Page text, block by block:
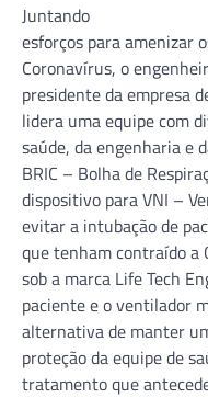
Juntando
esforços para amenizar
Coronavírus, o
presidente da empresa
lidera uma equipe com
saúde, da engenharia e
BRIC – Bolha de
dispositivo para VNI –
evitar a intubação de
que tenham contraído a
sob a marca Life Tech
paciente e o ventilador
alternativa de manter
proteção da equipe de
tratamento que